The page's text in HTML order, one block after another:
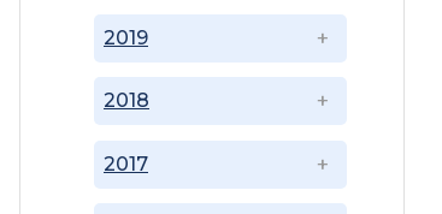
2017
2018
2019